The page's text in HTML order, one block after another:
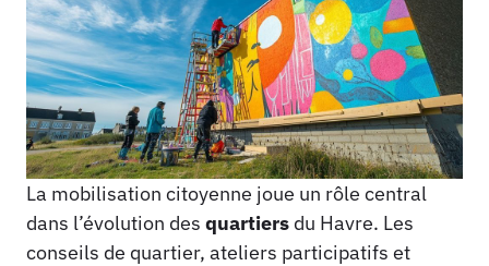
La mobilisation citoyenne joue un rôle central
dans l’évolution des quartiers du Havre. Les
conseils de quartier, ateliers participatifs et